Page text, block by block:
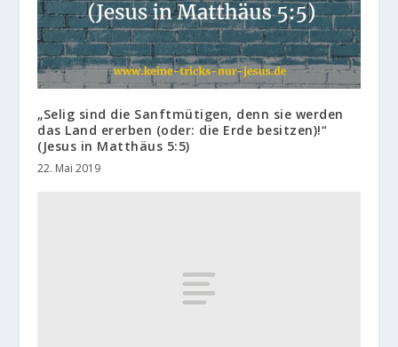
„Selig sind die Sanftmütigen, denn sie werden
das Land ererben (oder: die Erde besitzen)!“
(Jesus in Matthäus 5:5)
22. Mai 2019